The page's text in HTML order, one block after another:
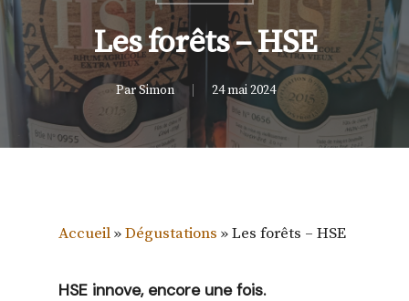
Les forêts – HSE
ParSimon 24 mai 2024
Accueil»Dégustations »Les forêts – HSE
HSE innove, encore une fois.